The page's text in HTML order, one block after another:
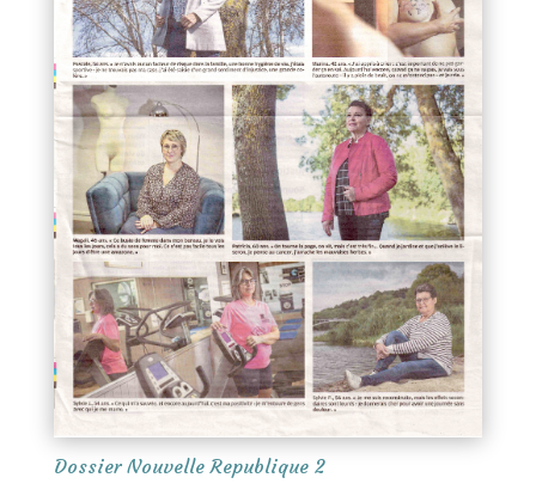
Dossier Nouvelle Republique 2